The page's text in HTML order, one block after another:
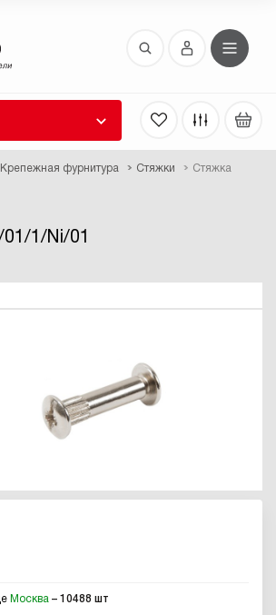
Крепежная фурнитура Стяжки Стяжка
1/Ni/01
Москва – 10488 шт
пароля
E-Mail.